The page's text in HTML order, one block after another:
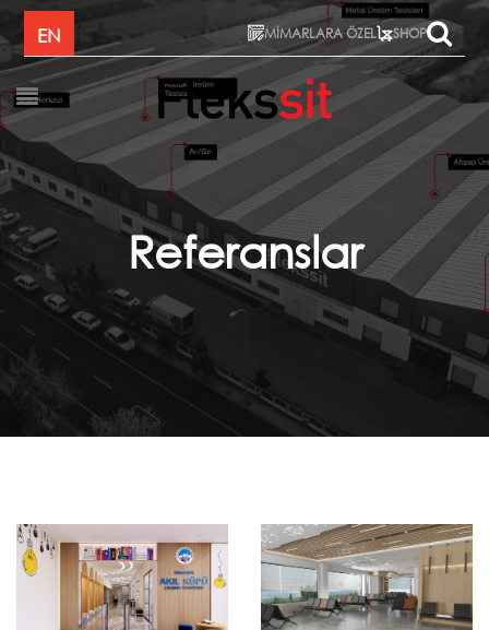
EN MİMARLARA ÖZEL SHOP
Referanslar